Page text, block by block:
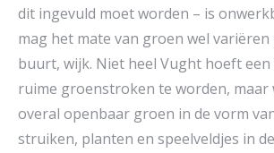
dit ingevuld moet worden – is
mag het mate van groen wel
buurt, wijk. Niet heel Vught hoeft
ruime groenstroken te worden, maar
overal openbaar groen in de vorm
struiken, planten en speelveldjes in